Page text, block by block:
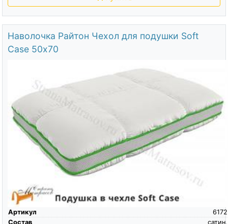
Наволочка Райтон Чехол для подушки Soft
Case 50х70
Артикул
6172
Состав
сатин,